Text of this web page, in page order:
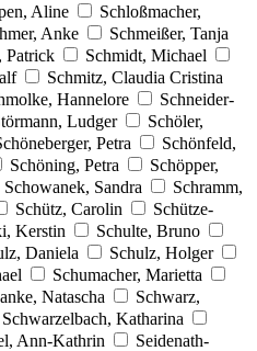
Aline
Schloßmacher,
Anke
Schmeißer, Tanja
Patrick
Schmidt, Michael
Schmitz, Claudia Cristina
Hannelore
Schneider-
Ludger
Schöler,
Petra
Schönfeld,
Schöning, Petra
Schöpper,
Schowanek, Sandra
Schramm,
Schütz, Carolin
Schütze-
Kerstin
Schulte, Bruno
Daniela
Schulz, Holger
Schumacher, Marietta
Natascha
Schwarz,
Schwarzelbach, Katharina
Ann-Kathrin
Seidenath-